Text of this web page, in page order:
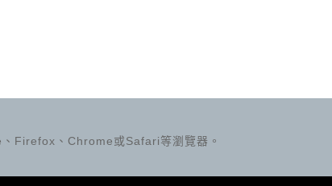
Firefox、Chrome或Safari等瀏覽器。